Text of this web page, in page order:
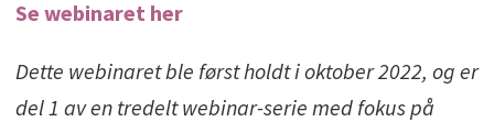
Se webinaret her
Dette webinaret ble først holdt i oktober 2022, og er
del 1 av en tredelt webinar-serie med fokus på